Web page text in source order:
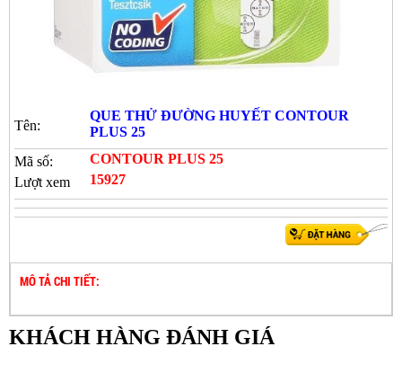
Tên:
QUE THỬ ĐƯỜNG HUYẾT CONTOUR
PLUS 25
Mã số:
CONTOUR PLUS 25
Lượt xem
15927
MÔ TẢ CHI TIẾT:
KHÁCH HÀNG ĐÁNH GIÁ